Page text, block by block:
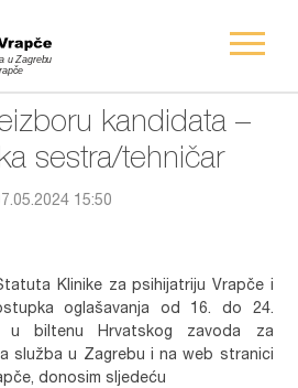
kandidata –
sestra/tehničar
15:50
Klinike za psihijatriju Vrapče i
oglašavanja od 16. do 24.
u biltenu Hrvatskog zavoda za
služba u Zagrebu i na web stranici
donosim sljedeću